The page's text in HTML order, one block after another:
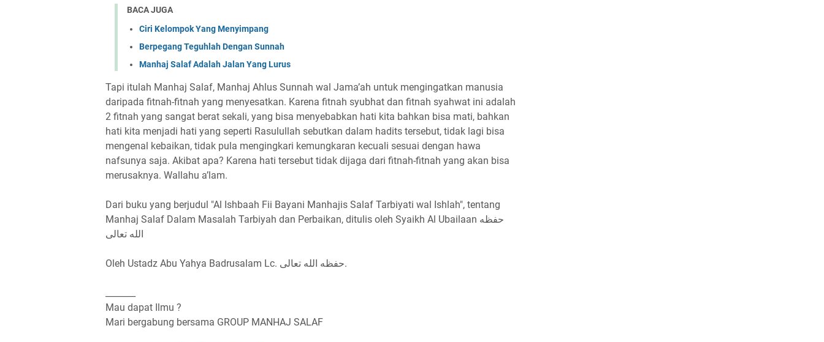
BACA JUGA
Ciri Kelompok Yang Menyimpang
Berpegang Teguhlah Dengan Sunnah
Manhaj Salaf Adalah Jalan Yang Lurus
Tapi itulah Manhaj Salaf, Manhaj Ahlus Sunnah wal Jama’ah untuk mengingatkan manusia
daripada fitnah-fitnah yang menyesatkan. Karena fitnah syubhat dan fitnah syahwat ini adalah
2 fitnah yang sangat berat sekali, yang bisa menyebabkan hati kita bahkan bisa mati, bahkan
hati kita menjadi hati yang seperti Rasulullah sebutkan dalam hadits tersebut, tidak lagi bisa
mengenal kebaikan, tidak pula mengingkari kemungkaran kecuali sesuai dengan hawa
nafsunya saja. Akibat apa? Karena hati tersebut tidak dijaga dari fitnah-fitnah yang akan bisa
merusaknya. Wallahu a’lam.
Dari buku yang berjudul "Al Ishbaah Fii Bayani Manhajis Salaf Tarbiyati wal Ishlah", tentang
Manhaj Salaf Dalam Masalah Tarbiyah dan Perbaikan, ditulis oleh Syaikh Al Ubailaan حفظه
الله تعالى
Oleh Ustadz Abu Yahya Badrusalam Lc. حفظه الله تعالى.
Mau dapat Ilmu ?
Mari bergabung bersama GROUP MANHAJ SALAF